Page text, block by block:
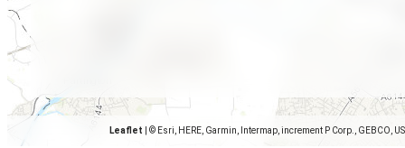
Leaflet © Esri, HERE, Garmin, Intermap, increment P Corp., GEBCO,